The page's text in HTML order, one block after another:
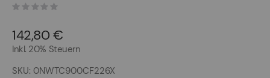
142,80 €
Inkl. 20% Steuern
SKU 0NWTC900CF226X